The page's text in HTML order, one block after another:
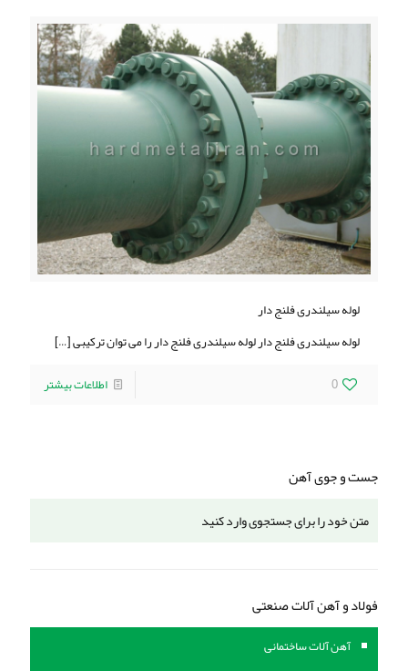
لوله سیلندری فلنج دار
لوله سیلندری فلنج دار لوله سیلندری فلنج دار را می توان ترکیبی[…]
0
اطلاعات بیشتر
جست و جوی آهن
فولاد و آهن آلات صنعتی
آهن آلات ساختمانی